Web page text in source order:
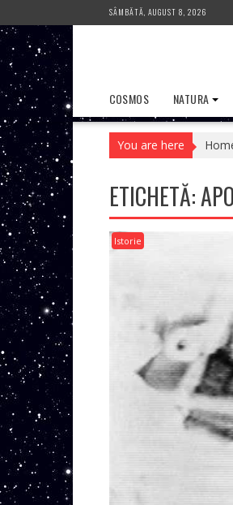
to
content
SÂMBĂTĂ, AUGUST 8, 2026
COSMOS NATURA
You are here
ETICHETĂ:
Istorie